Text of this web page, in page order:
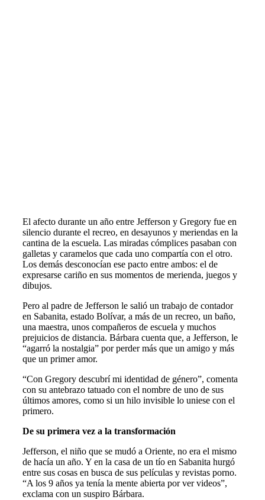
El afecto durante un año entre Jefferson y Gregory fue en
silencio durante el recreo, en desayunos y meriendas en la
cantina de la escuela. Las miradas cómplices pasaban con
galletas y caramelos que cada uno compartía con el otro.
Los demás desconocían ese pacto entre ambos: el de
expresarse cariño en sus momentos de merienda, juegos y
dibujos.
Pero al padre de Jefferson le salió un trabajo de contador
en Sabanita, estado Bolívar, a más de un recreo, un baño,
una maestra, unos compañeros de escuela y muchos
prejuicios de distancia. Bárbara cuenta que, a Jefferson, le
“agarró la nostalgia” por perder más que un amigo y más
que un primer amor.
“Con Gregory descubrí mi identidad de género”, comenta
con su antebrazo tatuado con el nombre de uno de sus
últimos amores, como si un hilo invisible lo uniese con el
primero.
De su primera vez a la transformación
Jefferson, el niño que se mudó a Oriente, no era el mismo
de hacía un año. Y en la casa de un tío en Sabanita hurgó
entre sus cosas en busca de sus películas y revistas porno.
“A los 9 años ya tenía la mente abierta por ver videos”,
exclama con un suspiro Bárbara.